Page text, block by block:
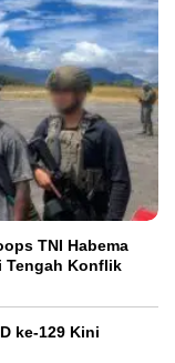
TNI Habema
Tengah Konflik
ke-129 Kini